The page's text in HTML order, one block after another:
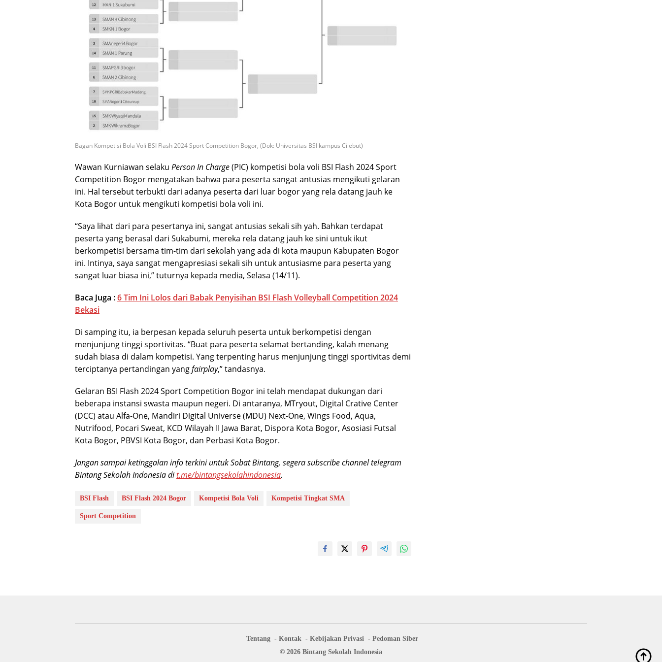
Bagan Kompetisi Bola Voli BSI Flash 2024 Sport Competition Bogor, (Dok: Universitas BSI kampus Cilebut)
Wawan Kurniawan selaku Person In Charge(PIC) kompetisi bola voli BSI Flash 2024 Sport
Competition Bogor mengatakan bahwa para peserta sangat antusias mengikuti gelaran
ini. Hal tersebut terbukti dari adanya peserta dari luar bogor yang rela datang jauh ke
Kota Bogor untuk mengikuti kompetisi bola voli ini.
“Saya lihat dari para pesertanya ini, sangat antusias sekali sih yah. Bahkan terdapat
peserta yang berasal dari Sukabumi, mereka rela datang jauh ke sini untuk ikut
berkompetisi bersama tim-tim dari sekolah yang ada di kota maupun Kabupaten Bogor
ini. Intinya, saya sangat mengapresiasi sekali sih untuk antusiasme para peserta yang
sangat luar biasa ini,” tuturnya kepada media, Selasa (14/11).
Baca Juga :6 Tim Ini Lolos dari Babak Penyisihan BSI Flash Volleyball Competition 2024
Bekasi
Di samping itu, ia berpesan kepada seluruh peserta untuk berkompetisi dengan
menjunjung tinggi sportivitas. “Buat para peserta selamat bertanding, kalah menang
sudah biasa di dalam kompetisi. Yang terpenting harus menjunjung tinggi sportivitas demi
terciptanya pertandingan yangfairplay,” tandasnya.
Gelaran BSI Flash 2024 Sport Competition Bogor ini telah mendapat dukungan dari
beberapa instansi swasta maupun negeri. Di antaranya, MTryout, Digital Crative Center
(DCC) atau Alfa-One, Mandiri Digital Universe (MDU) Next-One, Wings Food, Aqua,
Nutrifood, Pocari Sweat, KCD Wilayah II Jawa Barat, Dispora Kota Bogor, Asosiasi Futsal
Kota Bogor, PBVSI Kota Bogor, dan Perbasi Kota Bogor.
Jangan sampai ketinggalan info terkini untuk Sobat Bintang, segera subscribe channel telegram
Bintang Sekolah Indonesia dit.me/bintangsekolahindonesia.
BSI Flash BSI Flash 2024 Bogor Kompetisi Bola Voli Kompetisi Tingkat SMA
Sport Competition
Tentang Kontak Kebijakan Privasi
Pedoman Siber
© 2026 Bintang Sekolah Indonesia